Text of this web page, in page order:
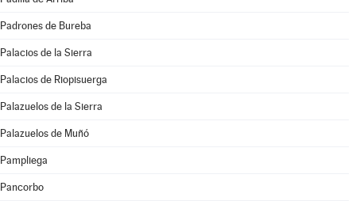
Padrones de Bureba
Palacios de la Sierra
Palacios de Riopisuerga
Palazuelos de la Sierra
Palazuelos de Muñó
Pampliega
Pancorbo